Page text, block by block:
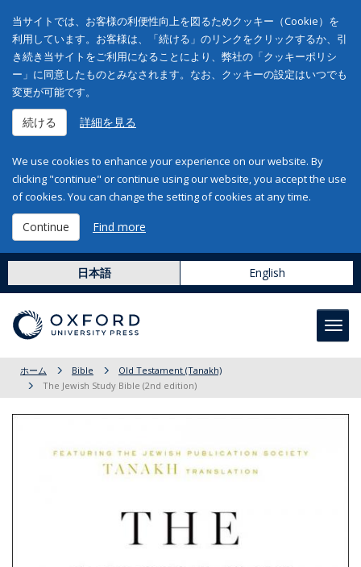
当サイトでは、お客様の利便性向上を図るためクッキー（Cookie）を
利用しています。お客様は、「続ける」のリンクをクリックするか、引
き続き当サイトをご利用になることにより、弊社の「クッキーポリシ
ー」に同意したものとみなされます。なお、クッキーの設定はいつでも
変更が可能です。
続ける 詳細を見る
We use cookies to enhance your experience on our website. By
clicking "continue" or continue using our website, you accept the use
of cookies. You can change the setting of cookies at any time.
Continue Find more
日本語 English
ホーム Bible
Old Testament (Tanakh)
The Jewish Study Bible (2nd edition)